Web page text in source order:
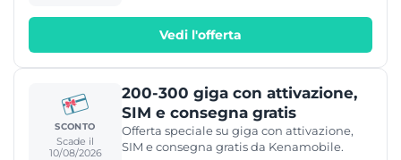
Vedi l'offerta
SCONTO
Scade il
10/08/2026
200-300 giga con attivazione,
SIM e consegna gratis
Offerta speciale su giga con attivazione,
SIM e consegna gratis da Kenamobile.